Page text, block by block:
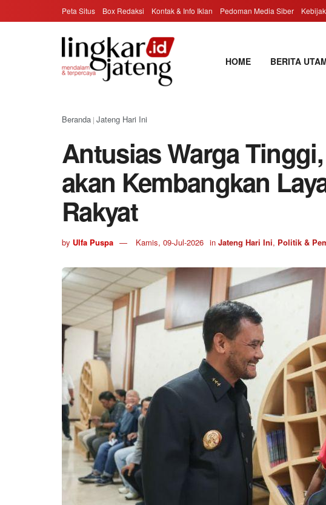
Peta Situs Box Redaksi Kontak & Info Iklan Pedoman Media Siber
HOME BERITA
Beranda | Jateng Hari Ini
Antusias Warga
akan Kembangkan
Rakyat
by Ulfa Puspa Kamis, 09-Jul-2026 in Jateng Hari Ini, Politik &